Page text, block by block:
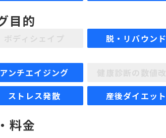
目的
脱・リバウンド
アンチエイジング
ストレス発散
産後ダイエット
料金